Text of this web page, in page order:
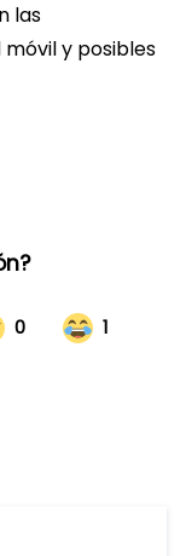
las
y posibles